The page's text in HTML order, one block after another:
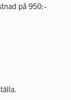
på 950:-